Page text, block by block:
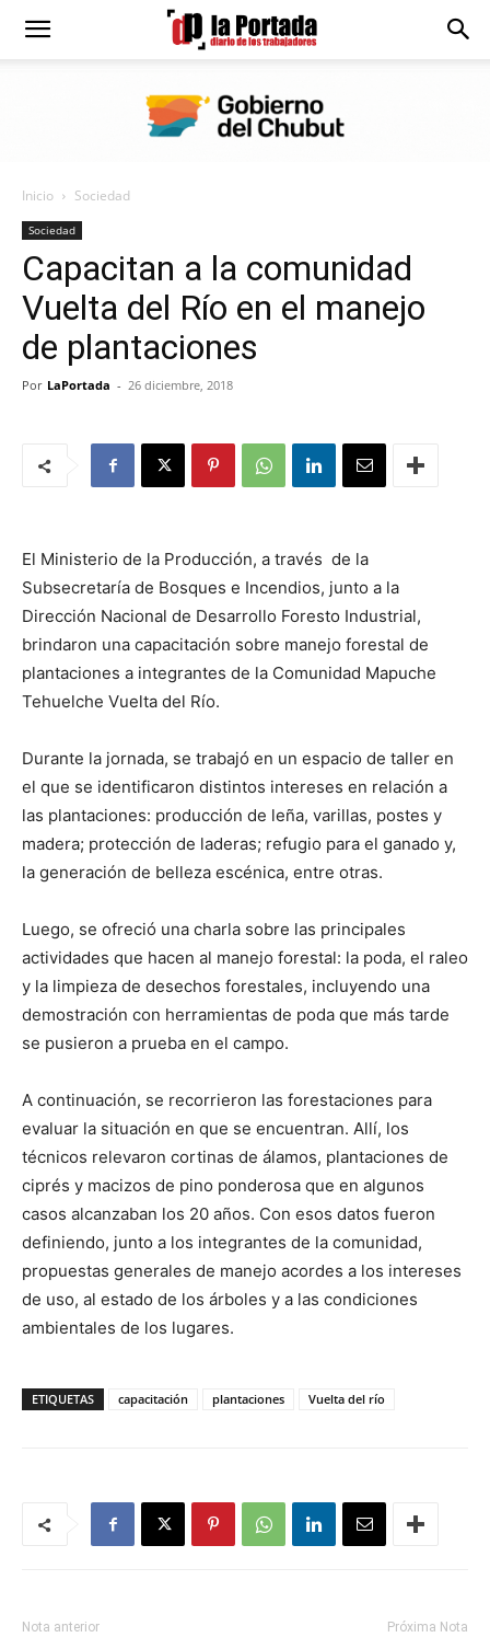
Diario
Portada
Inicio Sociedad
Sociedad
Capacitan a la comunidad
Vuelta del Río en el manejo
de plantaciones
Por LaPortada - 26 diciembre, 2018
El Ministerio de la Producción, a través de la
Subsecretaría de Bosques e Incendios, junto a la
Dirección Nacional de Desarrollo Foresto Industrial,
brindaron una capacitación sobre manejo forestal de
plantaciones a integrantes de la Comunidad Mapuche
Tehuelche Vuelta del Río.
Durante la jornada, se trabajó en un espacio de taller en
el que se identificaron distintos intereses en relación a
las plantaciones: producción de leña, varillas, postes y
madera; protección de laderas; refugio para el ganado y,
la generación de belleza escénica, entre otras.
Luego, se ofreció una charla sobre las principales
actividades que hacen al manejo forestal: la poda, el raleo
y la limpieza de desechos forestales, incluyendo una
demostración con herramientas de poda que más tarde
se pusieron a prueba en el campo.
A continuación, se recorrieron las forestaciones para
evaluar la situación en que se encuentran. Allí, los
técnicos relevaron cortinas de álamos, plantaciones de
ciprés y macizos de pino ponderosa que en algunos
casos alcanzaban los 20 años. Con esos datos fueron
definiendo, junto a los integrantes de la comunidad,
propuestas generales de manejo acordes a los intereses
de uso, al estado de los árboles y a las condiciones
ambientales de los lugares.
ETIQUETAS capacitación plantaciones Vuelta del río
Nota anterior Próxima Nota